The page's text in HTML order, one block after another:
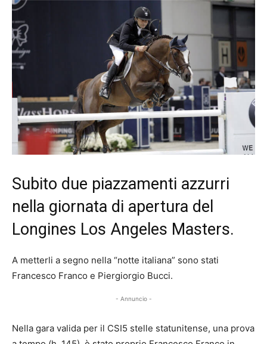
Subito due piazzamenti azzurri
nella giornata di apertura del
Longines Los Angeles Masters.
A metterli a segno nella “notte italiana” sono stati
Francesco Franco e Piergiorgio Bucci.
- Annuncio -
Nella gara valida per il CSI5 stelle statunitense, una prova